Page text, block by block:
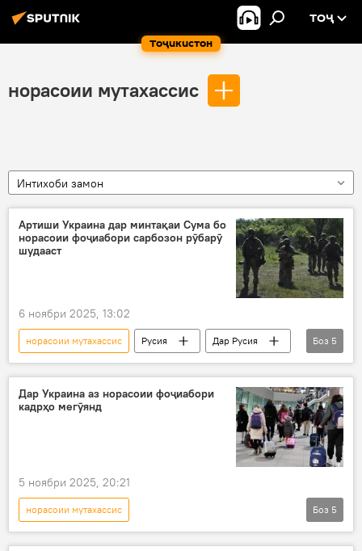
Тоҷикистон
ТОҶ
норасоии мутахассис
Интихоби замон
Артиши Украина дар минтақаи Сума бо
норасоии фоҷиабори сарбозон рӯбарӯ
шудааст
6 ноябри 2025, 13:02
норасоии мутахассис Русия
Дар Русия
амалиёти вижа
Украина
норасоӣ
сарбоз
Амалиёти вижаи Русия барои ҳимояи Донбасс: охирин хабарҳо
Боз 5
Дар Украина аз норасоии фоҷиабори
кадрҳо мегӯянд
5 ноябри 2025, 20:21
норасоии мутахассис
Амалиёти вижаи Русия барои ҳимояи Донбасс: охирин хабарҳо
Боз 5